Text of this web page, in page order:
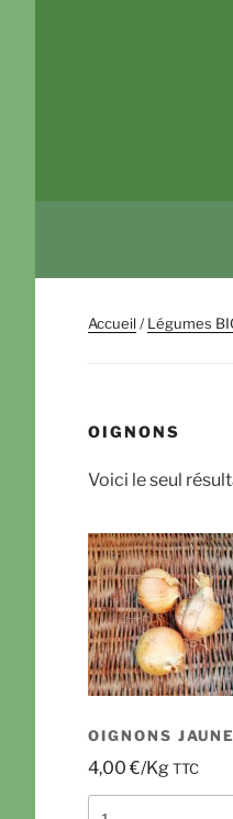
Accueil/Légumes
OIGNONS
Voici le seul
OIGNONS
4,00€/Kg TTC